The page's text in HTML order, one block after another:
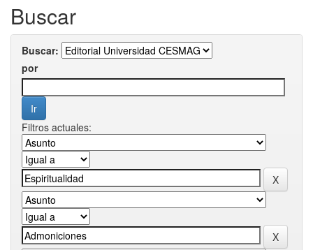
Buscar
Buscar:
por
Filtros actuales: